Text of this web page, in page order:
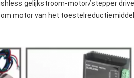
gelijkstroom-motor/stepper
motor van het